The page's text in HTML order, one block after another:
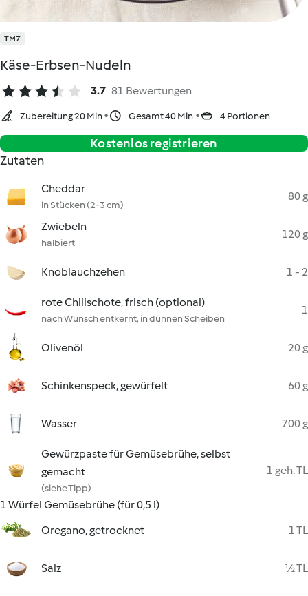
TM7
Käse-Erbsen-Nudeln
3.7 81 Bewertungen
Zubereitung 20 Min Gesamt 40 Min 4 Portionen
Kostenlos registrieren
Zutaten
Cheddar
in Stücken (2-3 cm)
80 g
Zwiebeln
halbiert
120 g
Knoblauchzehen 1 - 2
rote Chilischote, frisch (optional)
nach Wunsch entkernt, in dünnen Scheiben
1
Olivenöl 20 g
Schinkenspeck, gewürfelt 60 g
Wasser 700 g
Gewürzpaste für Gemüsebrühe, selbst
gemacht
(siehe Tipp)
1 geh. TL
1 Würfel Gemüsebrühe (für 0,5 l)
Oregano, getrocknet
1 TL
Salz ½ TL